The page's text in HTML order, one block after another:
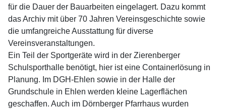
für die Dauer der Bauarbeiten eingelagert. Dazu kommt
das Archiv mit über 70 Jahren Vereinsgeschichte sowie
die umfangreiche Ausstattung für diverse
Vereinsveranstaltungen.
Ein Teil der Sportgeräte wird in der Zierenberger
Schulsporthalle benötigt, hier ist eine Containerlösung in
Planung. Im DGH-Ehlen sowie in der Halle der
Grundschule in Ehlen werden kleine Lagerflächen
geschaffen. Auch im Dörnberger Pfarrhaus wurden